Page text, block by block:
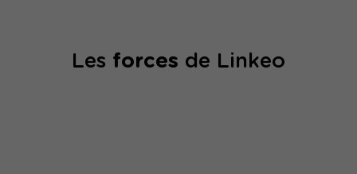
Les forces de Linkeo